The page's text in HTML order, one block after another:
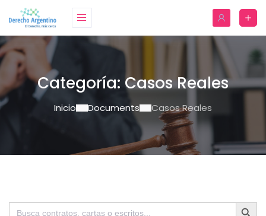
Categoría: Casos Reales
Inicio Documents Casos Reales
Buscar: Botón de